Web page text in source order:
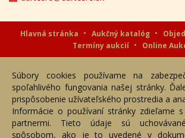
Hlavná stránka Aukčný katalóg
Termíny aukcií
Online
Akékoľvek používanie obrazových a textových
podmienené výslovným súhlasom jej
vyhradené.
Súbory cookies používame na
spoľahlivého fungovania našej stránky.
prispôsobenie užívateľského prostredia a
Informácie o používaní stránky zdieľame
partnermi. Tieto údaje sú
spôsobom, ako je to uvedené v